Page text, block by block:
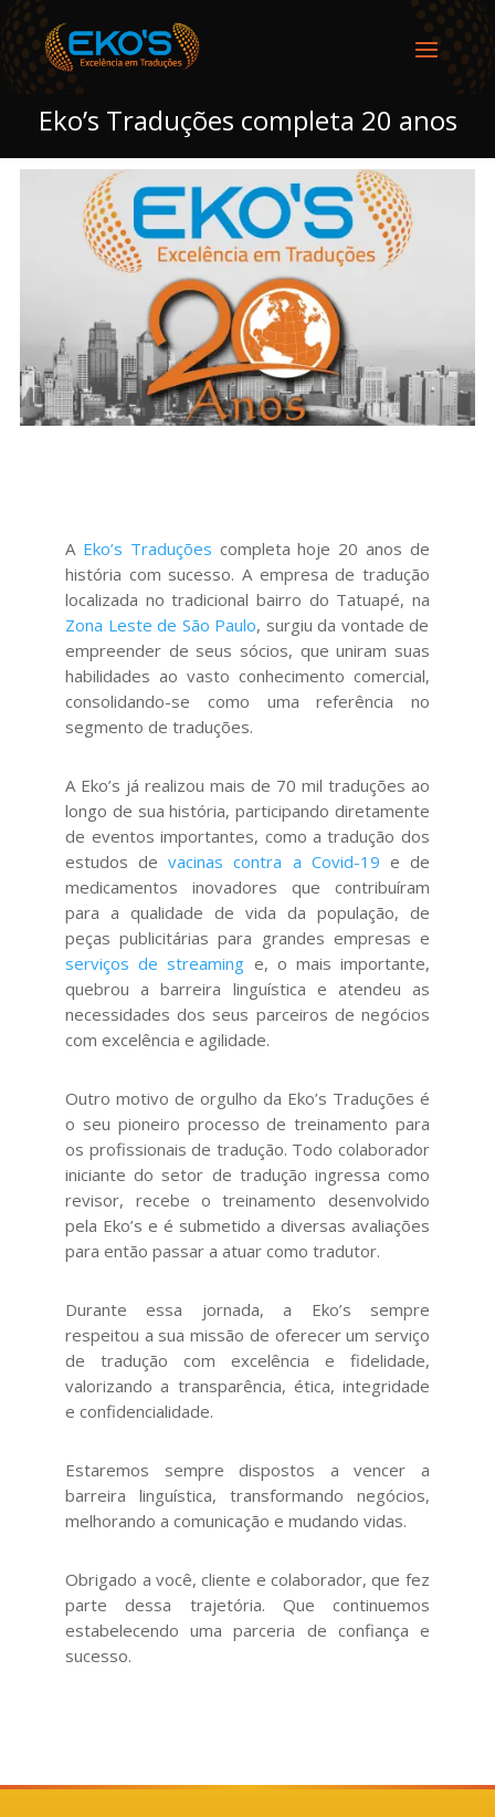
Eko’s Traduções completa 20 anos
A Eko’s Traduções completa hoje 20 anos de
história com sucesso. A empresa de tradução
localizada no tradicional bairro do Tatuapé, na
Zona Leste de São Paulo, surgiu da vontade de
empreender de seus sócios, que uniram suas
habilidades ao vasto conhecimento comercial,
consolidando-se como uma referência no
segmento de traduções.
A Eko’s já realizou mais de 70 mil traduções ao
longo de sua história, participando diretamente
de eventos importantes, como a tradução dos
estudos devacinas contra a Covid-19 e de
medicamentos inovadores que contribuíram
para a qualidade de vida da população, de
peças publicitárias para grandes empresas e
serviços de streaming e, o mais importante,
quebrou a barreira linguística e atendeu as
necessidades dos seus parceiros de negócios
com excelência e agilidade.
Outro motivo de orgulho da Eko’s Traduções é
o seu pioneiro processo de treinamento para
os profissionais de tradução. Todo colaborador
iniciante do setor de tradução ingressa como
revisor, recebe o treinamento desenvolvido
pela Eko’s e é submetido a diversas avaliações
para então passar a atuar como tradutor.
Durante essa jornada, a Eko’s sempre
respeitou a sua missão de oferecer um serviço
de tradução com excelência e fidelidade,
valorizando a transparência, ética, integridade
e confidencialidade.
Estaremos sempre dispostos a vencer a
barreira linguística, transformando negócios,
melhorando a comunicação e mudando vidas.
Obrigado a você, cliente e colaborador, que fez
parte dessa trajetória. Que continuemos
estabelecendo uma parceria de confiança e
sucesso.